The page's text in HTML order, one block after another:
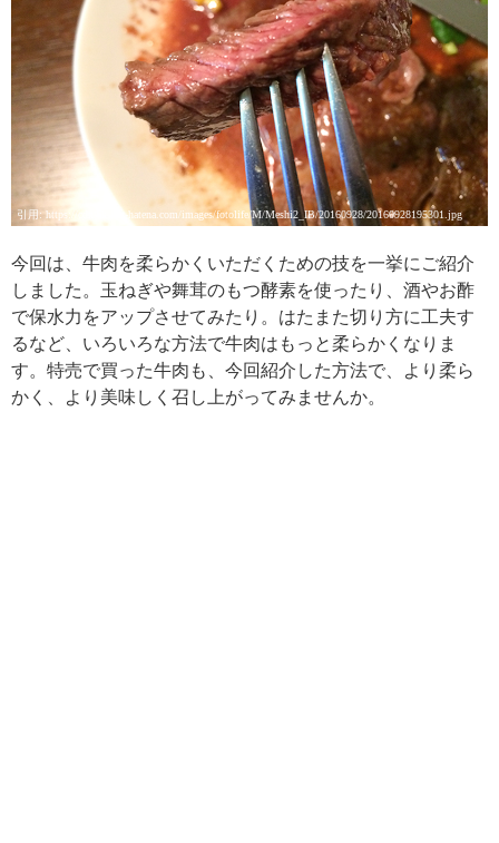
引用: https://cdn-ak.f.st-hatena.com/images/fotolife/M/Meshi2_IB/20160928/20160928195301.jpg
今回は、牛肉を柔らかくいただくための技を一挙にご紹介
しました。玉ねぎや舞茸のもつ酵素を使ったり、酒やお酢
で保水力をアップさせてみたり。はたまた切り方に工夫す
るなど、いろいろな方法で牛肉はもっと柔らかくなりま
す。特売で買った牛肉も、今回紹介した方法で、より柔ら
かく、より美味しく召し上がってみませんか。